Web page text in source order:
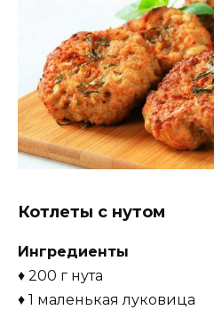
Котлеты с нутом
Ингредиенты
♦ 200 г нута
♦ 1 маленькая луковица